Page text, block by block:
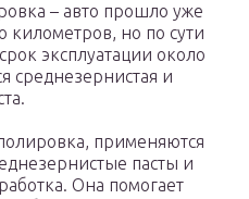
– авто прошло уже
километров, но по сути
эксплуатации около
среднезернистая и
применяются
пасты и
Она помогает